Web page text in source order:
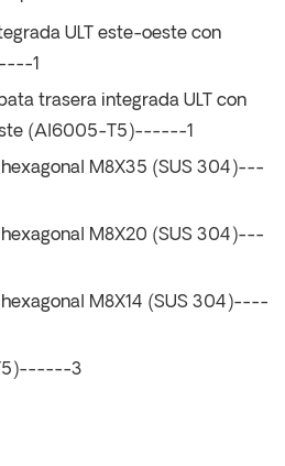
ULT este-oeste con
1
trasera integrada ULT con
(Al6005-T5)------1
M8X35 (SUS 304)---
M8X20 (SUS 304)---
M8X14 (SUS 304)----
3